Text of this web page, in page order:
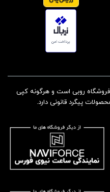
روبی است و هرگونه کپی
پیگرد قانونی دارد.